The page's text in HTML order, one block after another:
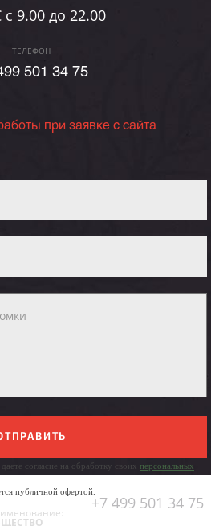
9.00 до 22.00
ТЕЛЕФОН
501 34 75
при заявке с сайта
согласие на обработку своих персональных
публичной офертой.
+7 499 501 34 75